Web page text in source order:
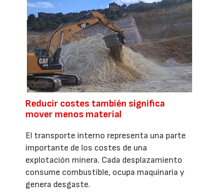
Reducir costes también significa
mover menos material
El transporte interno representa una parte
importante de los costes de una
explotación minera. Cada desplazamiento
consume combustible, ocupa maquinaria y
genera desgaste.